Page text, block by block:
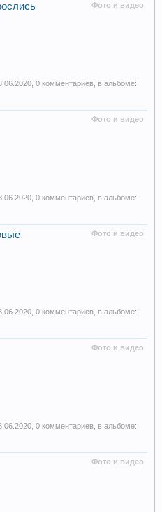
Фото и видео
, 0 комментариев, в альбоме:
Фото и видео
, 0 комментариев, в альбоме:
Фото и видео
, 0 комментариев, в альбоме:
Фото и видео
, 0 комментариев, в альбоме:
Фото и видео